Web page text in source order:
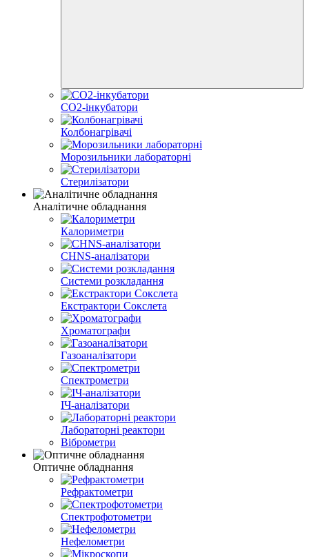
CO2-інкубатори
Колбонагрівачі
Морозильники лабораторні
Стерилізатори
Аналітичне обладнання
Калориметри
CHNS-аналізатори
Системи розкладання
Екстрактори Сокслета
Хроматографи
Газоаналізатори
Спектрометри
ІЧ-аналізатори
Лабораторні реактори
Віброметри
Оптичне обладнання
Рефрактометри
Спектрофотометри
Нефелометри